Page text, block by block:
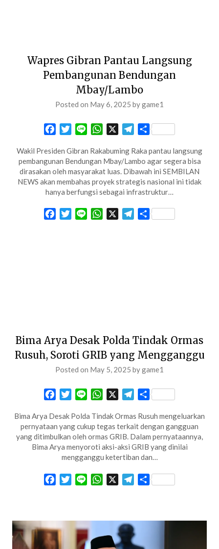
Wapres Gibran Pantau Langsung
Pembangunan Bendungan
Mbay/Lambo
Posted on May 6, 2025 bygame1
FacebookTwitterLine WhatsApp Telegram
Share
Wakil Presiden Gibran Rakabuming Raka pantau langsung
pembangunan Bendungan Mbay/Lambo agar segera bisa
dirasakan oleh masyarakat luas. Dibawah ini SEMBILAN
NEWS akan membahas proyek strategis nasional ini tidak
hanya berfungsi sebagai infrastruktur…
FacebookTwitterLine WhatsApp Telegram
Share
Bima Arya Desak Polda Tindak Ormas
Rusuh, Soroti GRIB yang Mengganggu
Posted on May 5, 2025 bygame1
FacebookTwitterLine WhatsApp Telegram
Share
Bima Arya Desak Polda Tindak Ormas Rusuh mengeluarkan
pernyataan yang cukup tegas terkait dengan gangguan
yang ditimbulkan oleh ormas GRIB. Dalam pernyataannya,
Bima Arya menyoroti aksi-aksi GRIB yang dinilai
mengganggu ketertiban dan…
FacebookTwitterLine WhatsApp Telegram
Share